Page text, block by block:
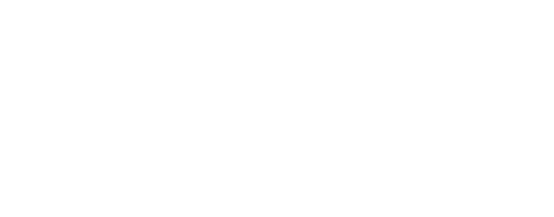
också med de
för män. Idag kan du
herrtröjor. De
of Swedens rockar för
kostymer eller kavajer,
material och
som är tidlös som du
betyda jobb eller festlig
du såklart bära även till
chinos och upplev